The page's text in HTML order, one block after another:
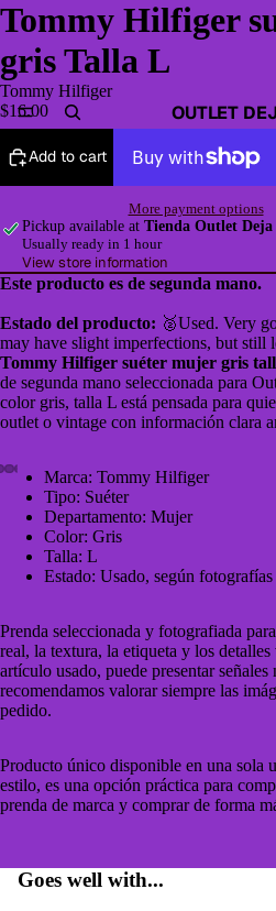
OUTLET
Tommy Hilfiger
gris Talla L
Tommy Hilfiger
$16.00
Add to cart
More payment options
Pickup available at Tienda Outlet Deja
Usually ready in 1 hour
View store information
Este producto es de segunda mano.
Estado del producto: 🥈Used. Very
may have slight imperfections, but still
Tommy Hilfiger suéter mujer gris
de segunda mano seleccionada para
color gris, talla L está pensada para
outlet o vintage con información clara
Marca: Tommy Hilfiger
Tipo: Suéter
Departamento: Mujer
Color: Gris
Talla: L
Estado: Usado, según fotografías
Prenda seleccionada y fotografiada
real, la textura, la etiqueta y los
artículo usado, puede presentar
recomendamos valorar siempre las
pedido.
Producto único disponible en una sola
estilo, es una opción práctica para
prenda de marca y comprar de forma
Goes well with...